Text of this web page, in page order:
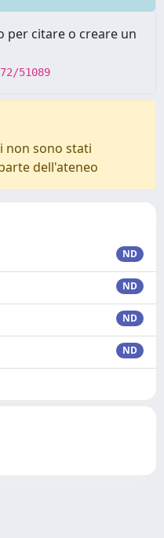
per citare o creare un
51089
non sono stati
dell'ateneo
ND
ND
ND
ND